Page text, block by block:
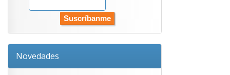
Novedades